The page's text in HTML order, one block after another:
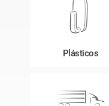
Plásticos